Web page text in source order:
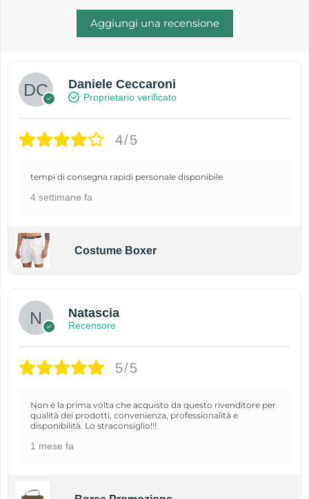
Aggiungi una recensione
Daniele Ceccaroni
Proprietario verificato
4/5
tempi di consegna rapidi personale disponibile
4 settimane fa
Costume Boxer
Natascia
Recensore
5/5
Non è la prima volta che acquisto da questo rivenditore per
qualità dei prodotti, convenienza, professionalità e
disponibilità. Lo straconsiglio!!!
1 mese fa